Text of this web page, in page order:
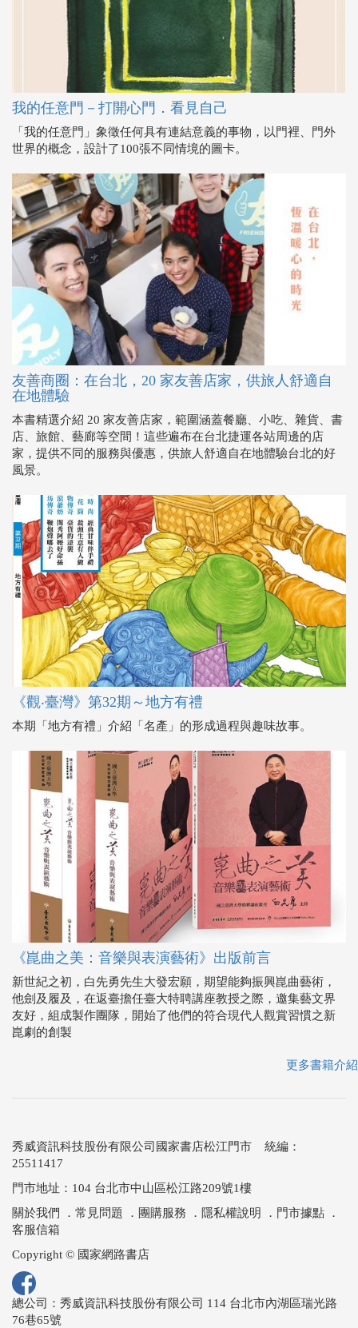
我的任意門－打開心門．看見自己
「我的任意門」象徵任何具有連結意義的事物，以門裡、門外
世界的概念，設計了100張不同情境的圖卡。
友善商圈：在台北，20 家友善店家，供旅人舒適自
在地體驗
本書精選介紹 20 家友善店家，範圍涵蓋餐廳、小吃、雜貨、書
店、旅館、藝廊等空間！這些遍布在台北捷運各站周邊的店
家，提供不同的服務與優惠，供旅人舒適自在地體驗台北的好
風景。
《觀‧臺灣》第32期～地方有禮
本期「地方有禮」介紹「名產」的形成過程與趣味故事。
《崑曲之美：音樂與表演藝術》出版前言
新世紀之初，白先勇先生大發宏願，期望能夠振興崑曲藝術，
他劍及履及，在返臺擔任臺大特聘講座教授之際，邀集藝文界
友好，組成製作團隊，開始了他們的符合現代人觀賞習慣之新
崑劇的創製
更多書籍介紹
秀威資訊科技股份有限公司國家書店松江門市 統編：
25511417
門市地址：104 台北市中山區松江路209號1樓
關於我們
． 常見問題 ． 團購服務 ． 隱私權說明 ． 門市據點 ．
客服信箱
Copyright © 國家網路書店
總公司：秀威資訊科技股份有限公司 114 台北市內湖區瑞光路
76巷65號